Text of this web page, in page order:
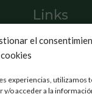
el
experiencias, utilizamos
y/o acceder a la
Links
Aviso legal
Política de Cookies
Preguntas